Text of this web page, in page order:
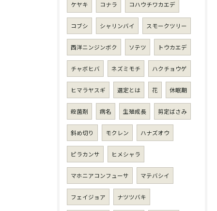
ケヤキ コナラ コハウチワカエデ
コブシ シャリンバイ スモークツリー
西洋ニンジンボク ソテツ トウカエデ
チャボヒバ ネズミモチ ハクチョウゲ
ヒマラヤスギ 選定とは 花 休眠期
殺菌剤 病名 生殖成長 剪定ばさみ
斜め切り モクレン ハナズオウ
ピラカンサ ヒメシャラ
マホニアコンフューサ マテバシイ
フェイジョア ナツツバキ